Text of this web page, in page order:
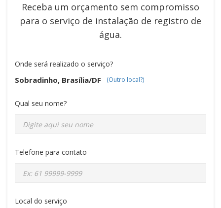
Receba um orçamento sem compromisso
para o serviço de instalação de registro de
água.
Onde será realizado o serviço?
Sobradinho, Brasília/DF (Outro local?)
Qual seu nome?
Telefone para contato
Local do serviço